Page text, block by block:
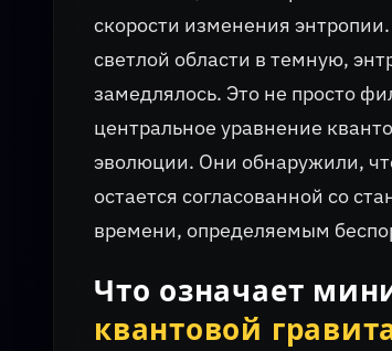
скорости изменения
светлой области в темную,
замедлялось. Это не просто
центральное уравнение
эволюции. Они обнаружили,
остается согласованной со
времени, определяемым
Что означает
квантовой